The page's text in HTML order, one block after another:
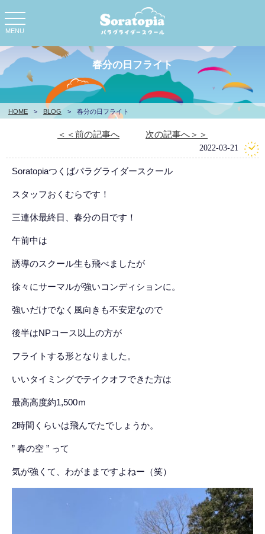
toggle
navigation
MENU
HOME > BLOG > 春分の日フライト
春分の日フライト
＜＜前の記事へ 次の記事へ＞＞
2022-03-21
Soratopiaつくばパラグライダースクール
スタッフおくむらです！
三連休最終日、春分の日です！
午前中は
誘導のスクール生も飛べましたが
徐々にサーマルが強いコンディションに。
強いだけでなく風向きも不安定なので
後半はNPコース以上の方が
フライトする形となりました。
いいタイミングでテイクオフできた方は
最高高度約1,500ｍ
2時間くらいは飛んでたでしょうか。
” 春の空 ” って
気が強くて、わがままですよねー（笑）